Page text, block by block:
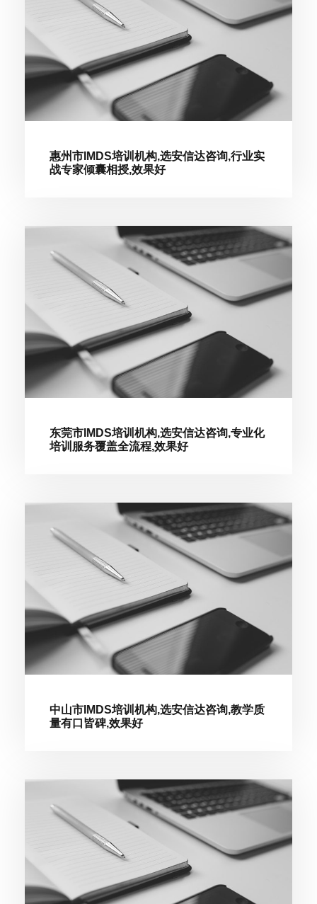
惠州市IMDS培训机构,选安信达咨询,行业实
战专家倾囊相授,效果好
东莞市IMDS培训机构,选安信达咨询,专业化
培训服务覆盖全流程,效果好
中山市IMDS培训机构,选安信达咨询,教学质
量有口皆碑,效果好